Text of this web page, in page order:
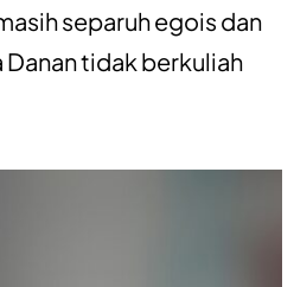
separuh egois dan
tidak berkuliah